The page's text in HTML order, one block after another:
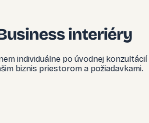
interiéry
individuálne po úvodnej konzultácií
biznis priestorom a požiadavkami.